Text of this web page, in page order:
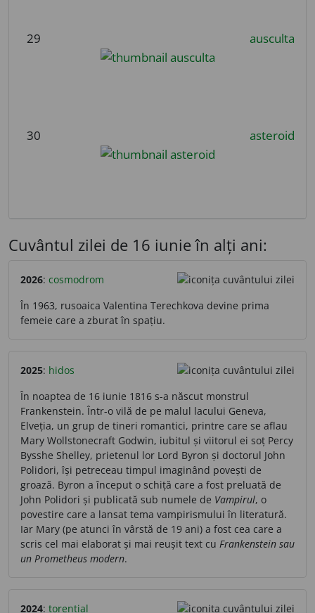
29 ausculta
30 asteroid
Cuvântul zilei de 16 iunie în alți ani:
2026: cosmodrom
În 1963, rusoaica Valentina Terechkova devine prima
femeie care a zburat în spațiu.
2025: hidos
În noaptea de 16 iunie 1816 s-a născut monstrul
Frankenstein. Într-o vilă de pe malul lacului Geneva,
Elveția, un grup de tineri romantici, printre care se aflau
Mary Wollstonecraft Godwin, iubitul și viitorul ei soț Percy
Bysshe Shelley, prietenul lor Lord Byron și doctorul John
Polidori, își petreceau timpul imaginând povești de
groază. Byron a început o schiță care a fost preluată de
John Polidori și publicată sub numele de Vampirul, o
povestire care a lansat tema vampirismului în literatură.
Iar Mary (pe atunci în vârstă de 19 ani) a fost cea care a
scris cel mai elaborat și mai reușit text cu Frankenstein sau
un Prometheus modern.
2024: torențial